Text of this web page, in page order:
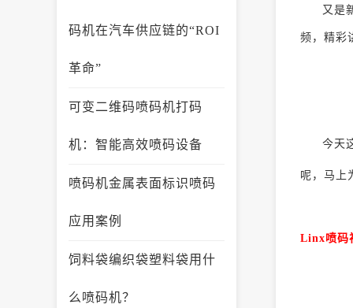
码机在汽车供应链的“ROI
革命”
可变二维码喷码机打码
机：智能高效喷码设备
喷码机金属表面标识喷码
应用案例
饲料袋编织袋塑料袋用什
么喷码机？
又是
频，精彩
今天
呢，马上
Linx喷码